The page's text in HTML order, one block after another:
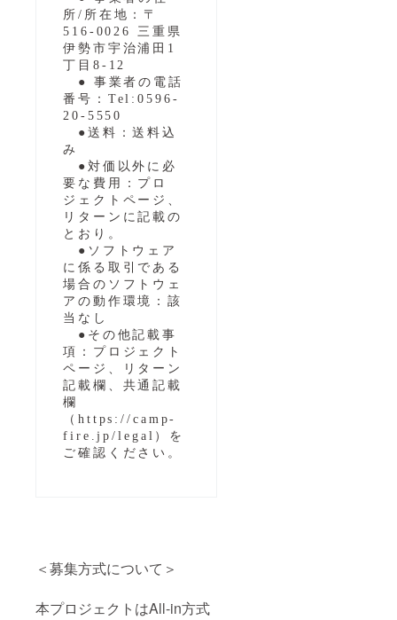
所/所在地：〒
516-0026 三重県
伊勢市宇治浦田1
丁目8-12
● 事業者の電話
番号：Tel:0596-
20-5550
●送料：送料込
み
●対価以外に必
要な費用：プロ
ジェクトページ、
リターンに記載の
とおり。
●ソフトウェア
に係る取引である
場合のソフトウェ
アの動作環境：該
当なし
●その他記載事
項：プロジェクト
ページ、リターン
記載欄、共通記載
欄
（https://camp-
fire.jp/legal）を
ご確認ください。
＜募集方式について＞
本プロジェクトはAll-in方式